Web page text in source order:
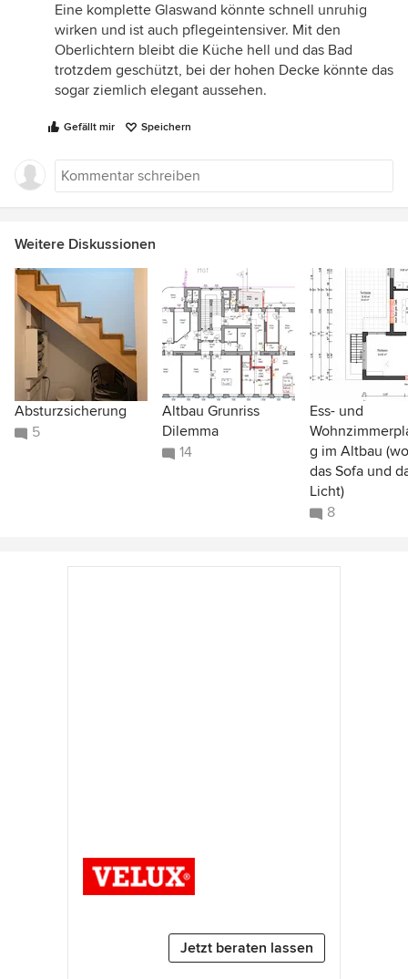
Eine komplette Glaswand könnte schnell unruhig
wirken und ist auch pflegeintensiver. Mit den
Oberlichtern bleibt die Küche hell und das Bad
trotzdem geschützt, bei der hohen Decke könnte das
sogar ziemlich elegant aussehen.
Gefällt mir Speichern
Weitere Diskussionen
Absturzsicherung
5
Altbau Grunriss
Dilemma
14
Ess- und
g im Altbau
das Sofa und
Licht)
8
Jetzt beraten lassen